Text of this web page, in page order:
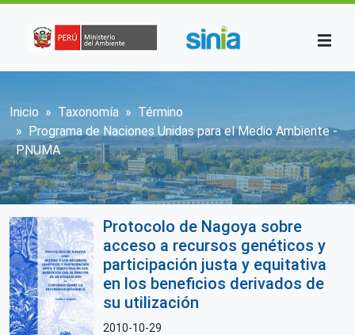
Sobrescribir enlaces de ayuda a la
Inicio Taxonomía
Término
Programa de Naciones Unidas para el Medio Ambiente -
PNUMA
Protocolo de Nagoya sobre
acceso a recursos genéticos y
participación justa y equitativa
en los beneficios derivados de
su utilización
2010-10-29